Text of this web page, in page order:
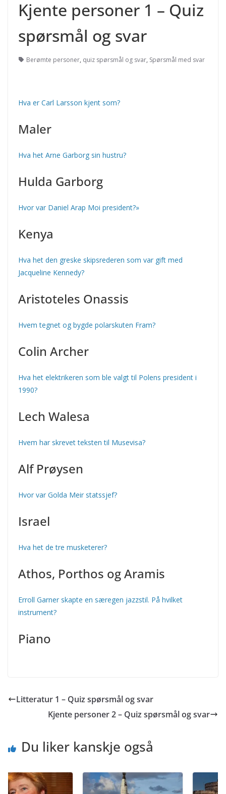
Kjente personer 1 – Quiz
spørsmål og svar
Berømte personer, quiz spørsmål og svar, Spørsmål med svar
Hva er Carl Larsson kjent som?
Maler
Hva het Arne Garborg sin hustru?
Hulda Garborg
Hvor var Daniel Arap Moi president?»
Kenya
Hva het den greske skipsrederen som var gift med
Jacqueline Kennedy?
Aristoteles Onassis
Hvem tegnet og bygde polarskuten Fram?
Colin Archer
Hva het elektrikeren som ble valgt til Polens president i
1990?
Lech Walesa
Hvem har skrevet teksten til Musevisa?
Alf Prøysen
Hvor var Golda Meir statssjef?
Israel
Hva het de tre musketerer?
Athos, Porthos og Aramis
Erroll Garner skapte en særegen jazzstil. På hvilket
instrument?
Piano
Litteratur 1 – Quiz spørsmål og svar
Kjente personer 2 – Quiz spørsmål og svar
Du liker kanskje også